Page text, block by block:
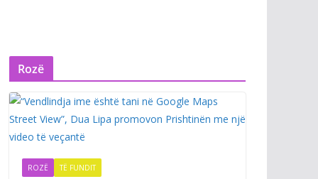
Rozë
ROZË TË FUNDIT